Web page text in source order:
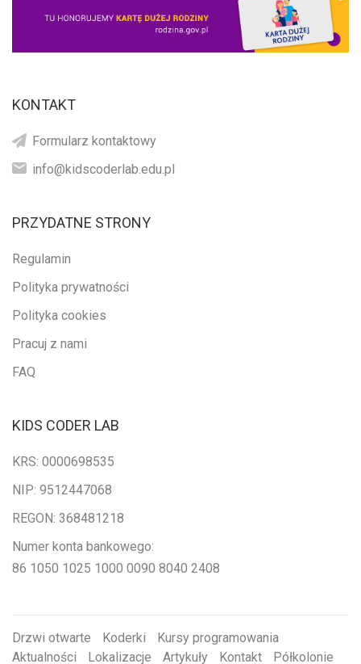
KONTAKT
Formularz kontaktowy
info@kidscoderlab.edu.pl
PRZYDATNE STRONY
Regulamin
Polityka prywatności
Polityka cookies
Pracuj z nami
FAQ
KIDS CODER LAB
KRS: 0000698535
NIP: 9512447068
REGON: 368481218
Numer konta bankowego:
86 1050 1025 1000 0090 8040 2408
Drzwi otwarte Koderki
Kursy programowania
Aktualności
Lokalizacje Artykuły Kontakt Półkolonie